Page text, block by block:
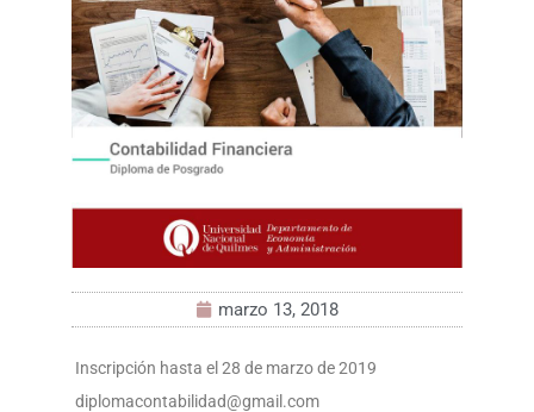
marzo 13, 2018
Inscripción hasta el 28 de marzo de 2019
diplomacontabilidad@gmail.com